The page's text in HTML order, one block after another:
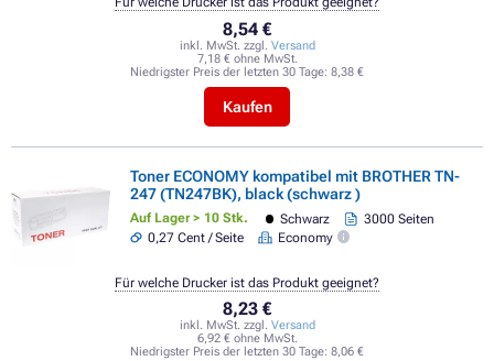
8,54 €
inkl. MwSt. zzgl. Versand
7,18 € ohne MwSt.
Niedrigster Preis der letzten 30 Tage: 8,38 €
Kaufen
Toner ECONOMY kompatibel mit BROTHER TN-
247 (TN247BK), black (schwarz )
Auf Lager > 10 Stk. Schwarz
3000 Seiten
0,27 Cent / Seite
Economy
8,23 €
inkl. MwSt. zzgl. Versand
6,92 € ohne MwSt.
Niedrigster Preis der letzten 30 Tage: 8,06 €
Für welche Drucker ist das Produkt geeignet?